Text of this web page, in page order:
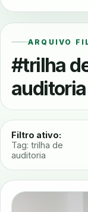
ARQUIVO
#trilha
auditoria
Filtro ativo:
Tag: trilha de
auditoria